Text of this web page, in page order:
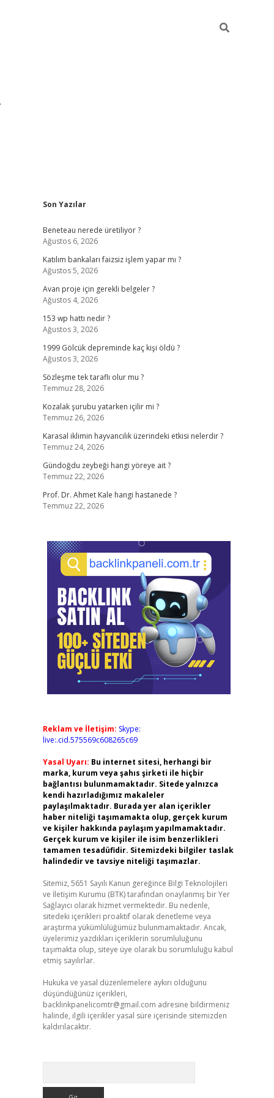
Sidebar
Son Yazılar
Beneteau nerede üretiliyor ?
Ağustos 6, 2026
Katılım bankaları faizsiz işlem yapar mı ?
Ağustos 5, 2026
Avan proje için gerekli belgeler ?
Ağustos 4, 2026
153 wp hattı nedir ?
Ağustos 3, 2026
1999 Gölcük depreminde kaç kişi öldü ?
Ağustos 3, 2026
Sözleşme tek taraflı olur mu ?
Temmuz 28, 2026
Kozalak şurubu yatarken içilir mi ?
Temmuz 26, 2026
Karasal iklimin hayvancılık üzerindeki etkisi nelerdir ?
Temmuz 24, 2026
Gündoğdu zeybeği hangi yöreye ait ?
Temmuz 22, 2026
Prof. Dr. Ahmet Kale hangi hastanede ?
Temmuz 22, 2026
Reklam ve İletişim: Skype:
live:.cid.575569c608265c69
Yasal Uyarı: Bu internet sitesi, herhangi bir
marka, kurum veya şahıs şirketi ile hiçbir
bağlantısı bulunmamaktadır. Sitede yalnızca
kendi hazırladığımız makaleler
paylaşılmaktadır. Burada yer alan içerikler
haber niteliği taşımamakta olup, gerçek kurum
ve kişiler hakkında paylaşım yapılmamaktadır.
Gerçek kurum ve kişiler ile isim benzerlikleri
tamamen tesadüfidir. Sitemizdeki bilgiler taslak
halindedir ve tavsiye niteliği taşımazlar.
Sitemiz, 5651 Sayılı Kanun gereğince Bilgi Teknolojileri
ve İletişim Kurumu (BTK) tarafından onaylanmış bir Yer
Sağlayıcı olarak hizmet vermektedir. Bu nedenle,
sitedeki içerikleri proaktif olarak denetleme veya
araştırma yükümlülüğümüz bulunmamaktadır. Ancak,
üyelerimiz yazdıkları içeriklerin sorumluluğunu
taşımakta olup, siteye üye olarak bu sorumluluğu kabul
etmiş sayılırlar.
Hukuka ve yasal düzenlemelere aykırı olduğunu
düşündüğünüz içerikleri,
backlinkpanelicomtr@gmail.com adresine bildirmeniz
halinde, ilgili içerikler yasal süre içerisinde sitemizden
kaldırılacaktır.
https://hiltonbet-giris.com/